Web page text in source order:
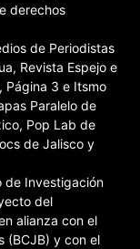
derechos
de Periodistas
Revista Espejo e
Página 3 e Itsmo
Paralelo de
Pop Lab de
de Jalisco y
de Investigación
del
alianza con el
(BCJB) y con el